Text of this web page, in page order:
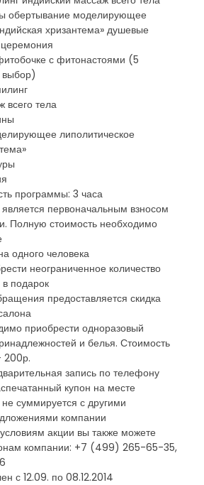
обертывание моделирующее
хризантема» душевые
с фитонастоями (5
выбор)
всего тела
липолитическое
программы: 3 часа
первоначальным взносом
Полную стоимость необходимо
одного человека
неограниченное количество
подарок
предоставляется скидка
приобрести одноразовый
и белья. Стоимость
200р.
запись по телефону
купон на месте
суммируется с другими
компании
акции вы также можете
компании: +7 (499) 265-65-35,
с 12.09. по 08.12.2014